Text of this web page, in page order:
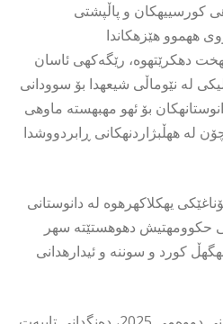
كورسییهكان و پاڵپشتی
ههموو هێزهكاندا
دهكرێتهوه، رێگەكهی ئاسان
له نێوماڵی شیعهدا بۆ سوودانی
بۆ ئهو مهبهسته ماوهی
له ههڵبژاردنهكانی ڕابردووشدا
یهكلاكهرهوه له دانوستانی
حكوومهتیش دهوهستێته سهر
كورد و سوننه و ئیدارهدانی